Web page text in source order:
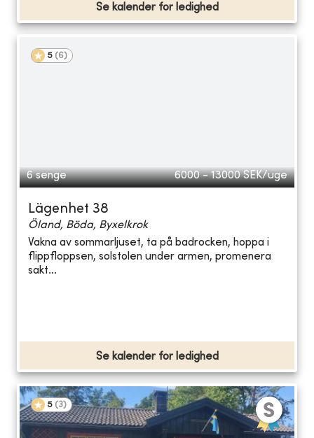
Se kalender for ledighed
5 (6)
6 senge 6000 - 13000 SEK/uge
Lägenhet 38
Öland, Böda, Byxelkrok
Vakna av sommarljuset, ta på badrocken, hoppa i
flippfloppsen, solstolen under armen, promenera
sakt...
Se kalender for ledighed
5 (3)